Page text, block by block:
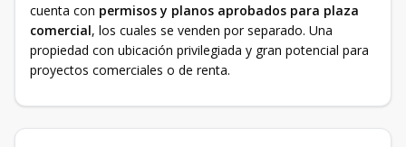
cuenta con permisos y planos aprobados para plaza
comercial, los cuales se venden por separado. Una
propiedad con ubicación privilegiada y gran potencial para
proyectos comerciales o de renta.